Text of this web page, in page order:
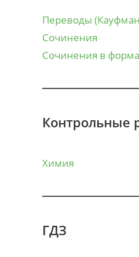
Переводы
Сочинения
Сочинения в
Контрольные
Химия
ГДЗ